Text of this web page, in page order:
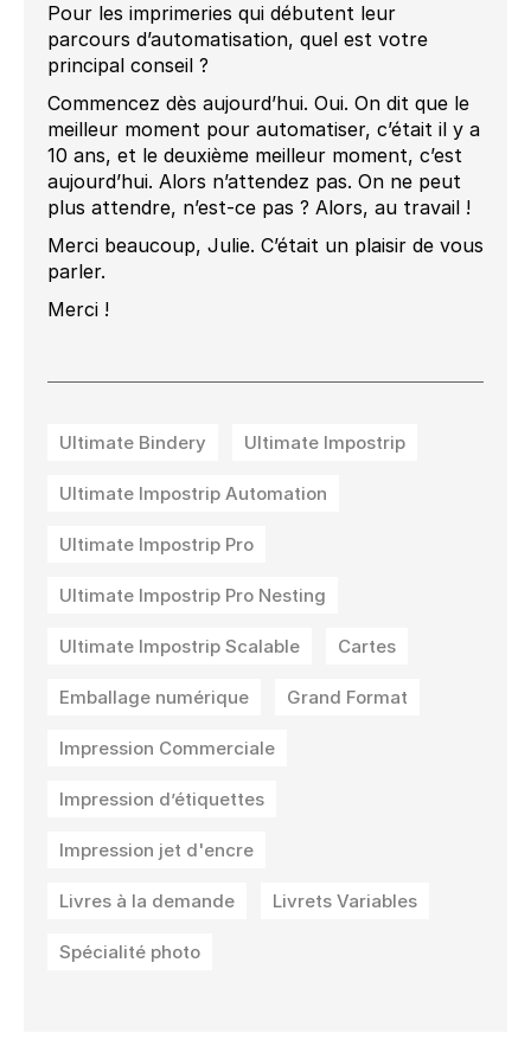
Pour les imprimeries qui débutent leur
parcours d’automatisation, quel est votre
principal conseil ?
Commencez dès aujourd’hui. Oui. On dit que le
meilleur moment pour automatiser, c’était il y a
10 ans, et le deuxième meilleur moment, c’est
aujourd’hui. Alors n’attendez pas. On ne peut
plus attendre, n’est-ce pas ? Alors, au travail !
Merci beaucoup, Julie. C’était un plaisir de vous
parler.
Merci !
Ultimate Bindery Ultimate Impostrip
Ultimate Impostrip Automation
Ultimate Impostrip Pro
Ultimate Impostrip Pro Nesting
Ultimate Impostrip Scalable Cartes
Emballage numérique Grand Format
Impression Commerciale
Impression d’étiquettes
Impression jet d'encre
Livres à la demande Livrets Variables
Spécialité photo